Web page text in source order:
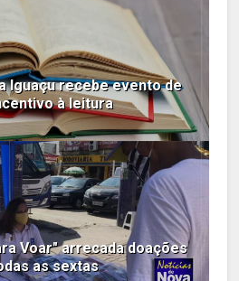
Iguaçu recebe evento de
à leitura
Voar" arrecada doações
as sextas